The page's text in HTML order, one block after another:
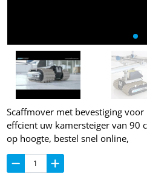
Scaffmover met bevestiging
effcient uw kamersteiger van 90
op hoogte, bestel snel online,